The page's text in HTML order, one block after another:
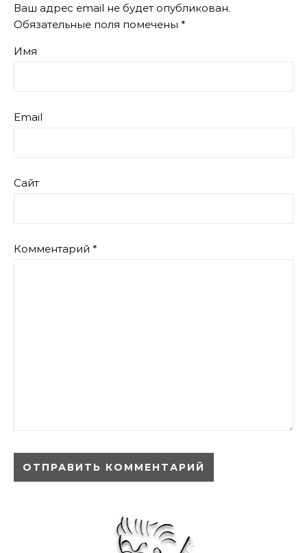
Ваш адрес email не будет опубликован.
Обязательные поля помечены *
Имя
Email
Сайт
Комментарий *